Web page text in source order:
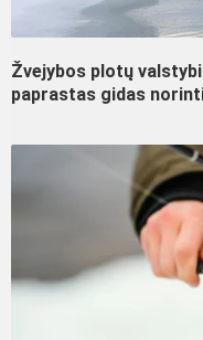
Žvejybos plotų
paprastas gidas